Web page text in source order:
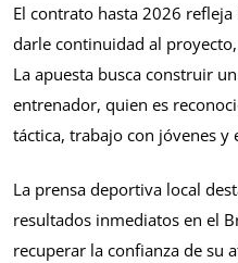
El contrato hasta 2026
darle continuidad al
La apuesta busca construir
entrenador, quien es
táctica, trabajo con jóvenes y
La prensa deportiva local
resultados inmediatos en el
recuperar la confianza de su